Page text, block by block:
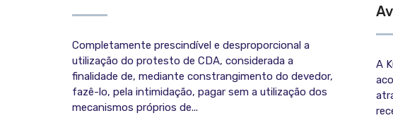
Completamente prescindível e desproporcional a
utilização do protesto de CDA, considerada a
finalidade de, mediante constrangimento do devedor,
fazê-lo, pela intimidação, pagar sem a utilização dos
mecanismos próprios de...
A